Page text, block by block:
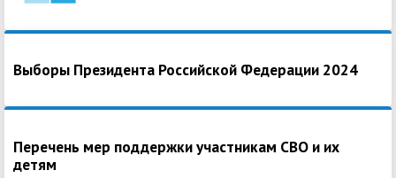
Выборы Президента Российской Федерации 2024
Перечень мер поддержки участникам СВО и их
детям